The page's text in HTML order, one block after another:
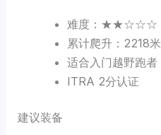
难度：★★☆☆☆
累计爬升：2218米
适合入门越野跑者
ITRA 2分认证
建议装备